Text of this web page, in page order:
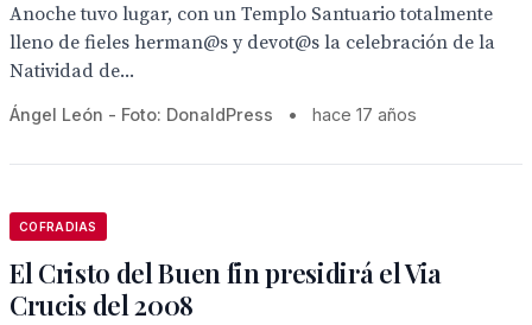
Anoche tuvo lugar, con un Templo Santuario totalmente
lleno de fieles herman@s y devot@s la celebración de la
Natividad de...
Ángel León - Foto: DonaldPress • hace 17 años
COFRADIAS
El Cristo del Buen fin presidirá el Via
Crucis del 2008